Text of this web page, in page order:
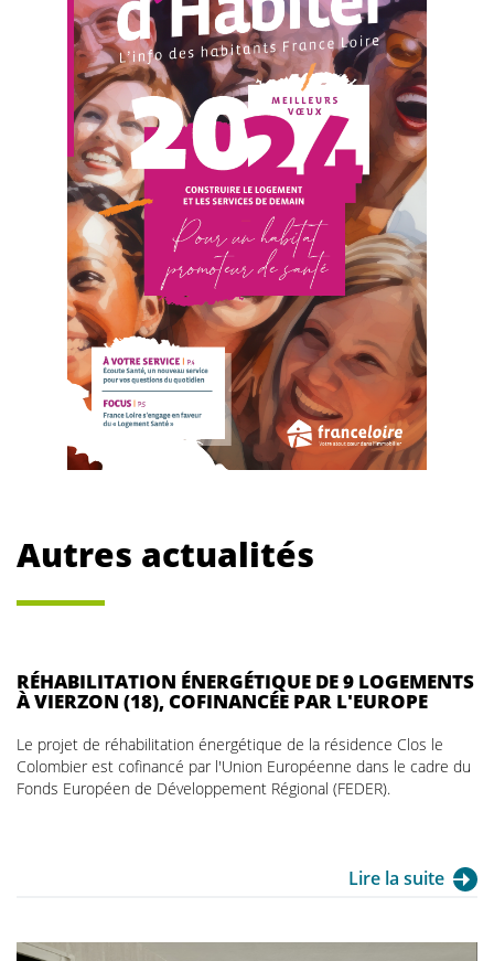
Autres actualités
RÉHABILITATION ÉNERGÉTIQUE DE 9 LOGEMENTS
À VIERZON (18), COFINANCÉE PAR L'EUROPE
Le projet de réhabilitation énergétique de la résidence Clos le
Colombier est cofinancé par l'Union Européenne dans le cadre du
Fonds Européen de Développement Régional (FEDER).
Lire la suite